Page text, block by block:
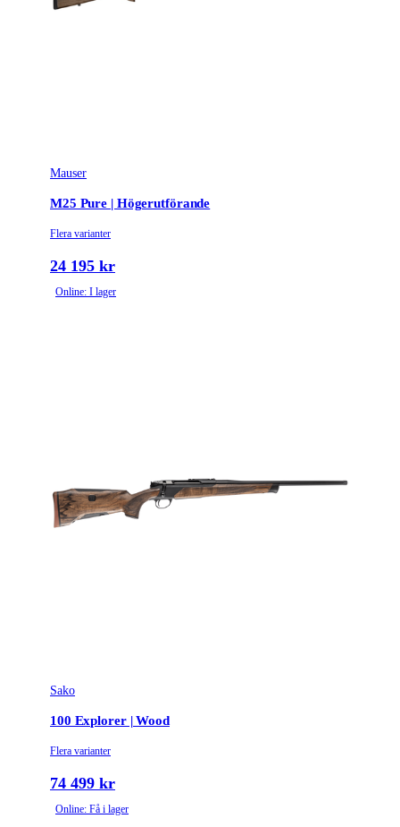
Mauser
M25 Pure | Högerutförande
Flera varianter
24 195 kr
Online: I lager
Sako
100 Explorer | Wood
Flera varianter
74 499 kr
Online: Få i lager